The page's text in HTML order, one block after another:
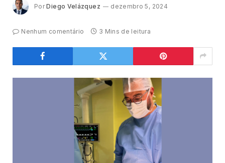
Por Diego Velázquez dezembro 5, 2024
Nenhum comentário 3 Mins de leitura